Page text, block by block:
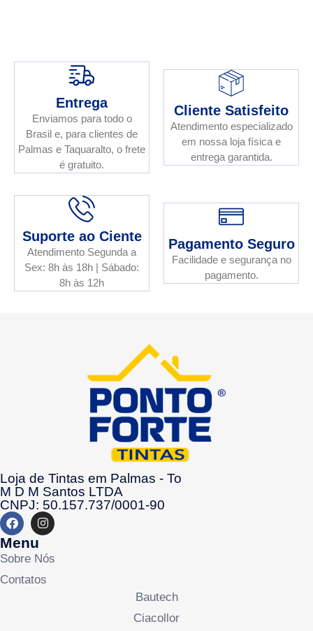
Entrega
Enviamos para todo o
Brasil e, para clientes de
Palmas e Taquaralto, o frete
é gratuito.
Cliente Satisfeito
Atendimento especializado
em nossa loja física e
entrega garantida.
Suporte ao Ciente
Atendimento Segunda a
Sex: 8h às 18h | Sábado:
8h às 12h
Pagamento Seguro
Facilidade e segurança no
pagamento.
Loja de Tintas em Palmas - To
M D M Santos LTDA
CNPJ: 50.157.737/0001-90
Menu
Sobre Nós
Contatos
Bautech
Ciacollor